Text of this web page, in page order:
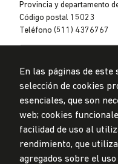
Provincia y departamento
Código postal 15023
Teléfono (511) 4376767
Privacidad de datos
Mesa de partes
© Universidad de Lima,
En las páginas de
selección de cookies
esenciales, que son
web; cookies
facilidad de uso al
rendimiento, que
agregados sobre el